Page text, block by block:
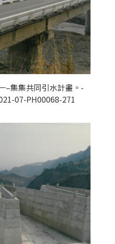
–集集共同引水計畫。-
07-PH00068-271